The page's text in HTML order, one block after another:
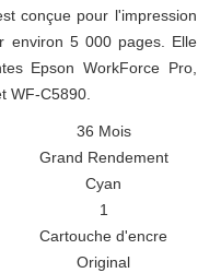
conçue pour l'impression
environ 5 000 pages. Elle
Epson WorkForce Pro,
WF-C5890.
36 Mois
Grand Rendement
Cyan
1
Cartouche d'encre
Original